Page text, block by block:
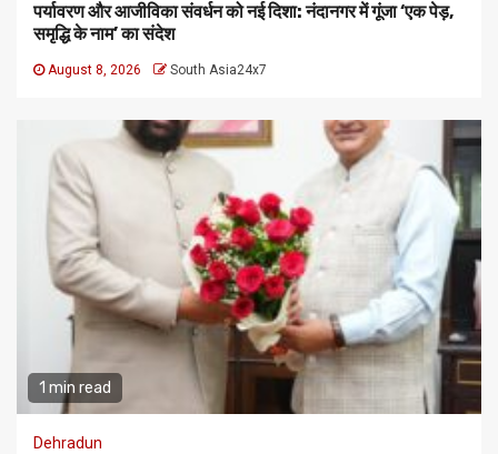
पर्यावरण और आजीविका संवर्धन को नई दिशा: नंदानगर में गूंजा ‘एक पेड़,
समृद्धि के नाम’ का संदेश
August 8, 2026 South Asia24x7
1 min read
Dehradun